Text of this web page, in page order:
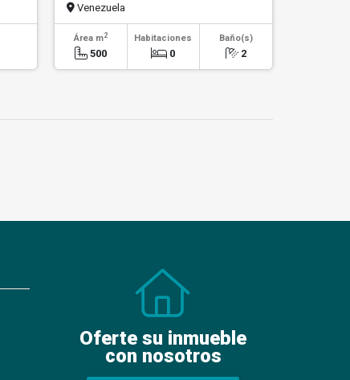
Venezuela
Área m2
500
Habitaciones
0
Baño(s)
2
Oferte su inmueble
con nosotros